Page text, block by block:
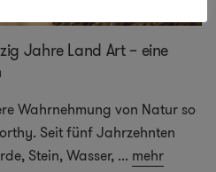
Jahre Land Art – eine
Wahrnehmung von Natur so
Seit fünf Jahrzehnten
Stein, Wasser, ... mehr